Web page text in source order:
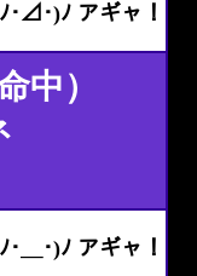
･)ﾉ アギャ！
中）
･)ﾉ アギャ！